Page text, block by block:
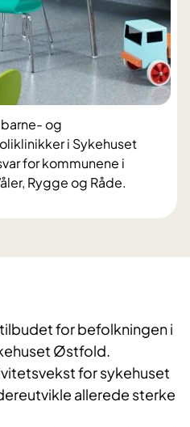
barne- og
i Sykehuset
for kommunene i
Rygge og Råde.
for befolkningen i
Østfold.
for sykehuset
allerede sterke